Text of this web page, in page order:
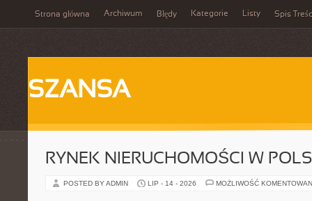
Strona główna Archiwum Błędy Kategorie Listy Spis
SZANSA
RYNEK NIERUCHOMOŚCI W
POSTED BY ADMIN LIP - 14 - 2026 MOŻLIWOŚĆ